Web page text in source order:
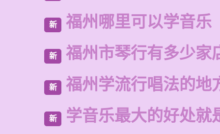
新 福州哪里可以学音乐
新 福州市琴行有多少家
新 福州学流行唱法的地
新 学音乐最大的好处就